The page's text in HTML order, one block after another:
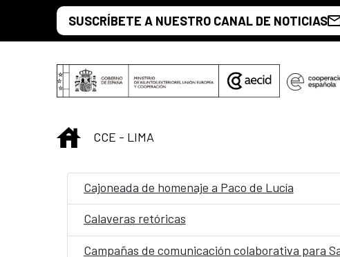
Saut au contenu principal
SUSCRÍBETE A NUESTRO CANAL DE NOTICIAS
INICIO
CCE - LIMA
Cajoneada de homenaje a Paco de Lucía
Calaveras retóricas
Campañas de comunicación colaborativa para